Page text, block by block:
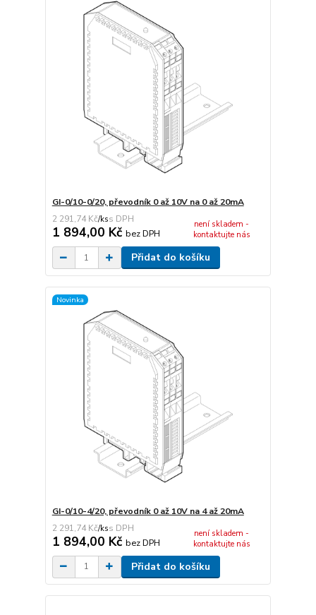
GI-0/10-0/20, převodník 0 až 10V na 0 až 20mA
2 291,74 Kč/ks
1 894,00 Kč bez DPH
není skladem -
kontaktujte nás
Přidat do košíku
Novinka
GI-0/10-4/20, převodník 0 až 10V na 4 až 20mA
2 291,74 Kč/ks
1 894,00 Kč bez DPH
není skladem -
kontaktujte nás
Přidat do košíku